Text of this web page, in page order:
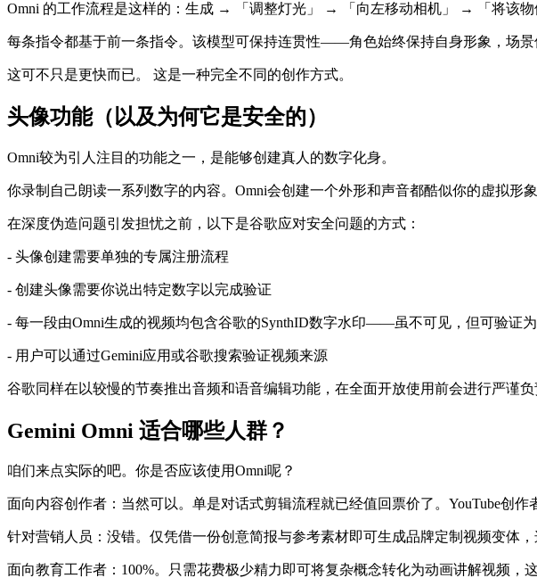
Omni 的工作流程是这样的：生成 → 「调整灯光」 → 「向左移动相机」 → 「将该
每条指令都基于前一条指令。该模型可保持连贯性——角色始终保持自身形象，场景
这可不只是更快而已。 这是一种完全不同的创作方式。
头像功能（以及为何它是安全的）
Omni较为引人注目的功能之一，是能够创建真人的数字化身。
你录制自己朗读一系列数字的内容。Omni会创建一个外形和声音都酷似你的虚拟形
在深度伪造问题引发担忧之前，以下是谷歌应对安全问题的方式：
- 头像创建需要单独的专属注册流程
- 创建头像需要你说出特定数字以完成验证
- 每一段由Omni生成的视频均包含谷歌的SynthID数字水印——虽不可见，但可验证
- 用户可以通过Gemini应用或谷歌搜索验证视频来源
谷歌同样在以较慢的节奏推出音频和语音编辑功能，在全面开放使用前会进行严谨负
Gemini Omni 适合哪些人群？
咱们来点实际的吧。你是否应该使用Omni呢？
面向内容创作者：当然可以。单是对话式剪辑流程就已经值回票价了。YouTube创
针对营销人员：没错。仅凭借一份创意简报与参考素材即可生成品牌定制视频变体
面向教育工作者：100%。只需花费极少精力即可将复杂概念转化为动画讲解视频，